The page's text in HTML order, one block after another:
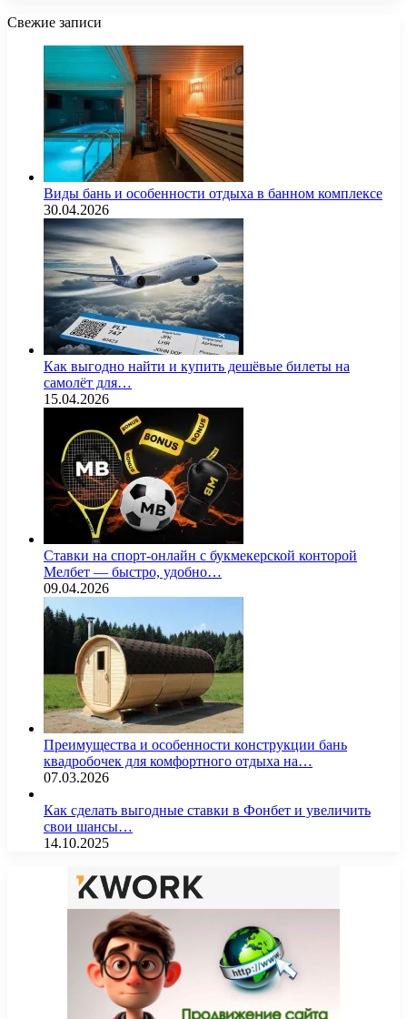
Свежие записи
Виды бань и особенности отдыха в банном комплексе
30.04.2026
Как выгодно найти и купить дешёвые билеты на
самолёт для…
15.04.2026
Ставки на спорт-онлайн с букмекерской конторой
Мелбет — быстро, удобно…
09.04.2026
Преимущества и особенности конструкции бань
квадробочек для комфортного отдыха на…
07.03.2026
Как сделать выгодные ставки в Фонбет и увеличить
свои шансы…
14.10.2025